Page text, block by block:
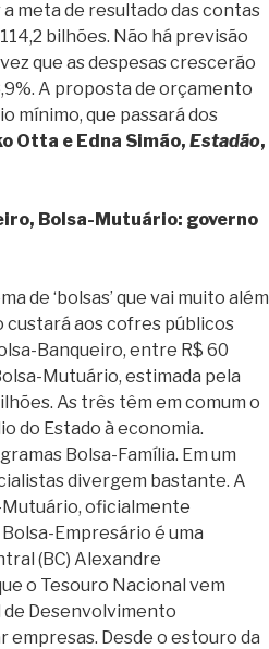
meta de resultado das contas
bilhões. Não há previsão
que as despesas crescerão
A proposta de orçamento
mínimo, que passará dos
Otta e Edna Simão, Estadão,
Bolsa-Mutuário: governo
de ‘bolsas’ que vai muito além
custará aos cofres públicos
Banqueiro, entre R$ 60
Mutuário, estimada pela
As três têm em comum o
do Estado à economia.
Bolsa-Família. Em um
divergem bastante. A
Mutuário, oficialmente
Empresário é uma
(BC) Alexandre
o Tesouro Nacional vem
Desenvolvimento
empresas. Desde o estouro da